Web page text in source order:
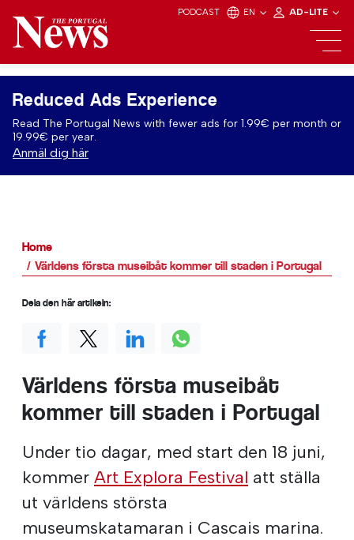
PODCAST EN AD-LITE
Reduced Ads Experience
Read The Portugal News with fewer ads for 1.99€ per month or
19.99€ per year.
Anmäl dig här
Home
Världens första museibåt kommer till staden i Portugal
Världens första museibåt
kommer till staden i Portugal
Under tio dagar, med start den 18 juni,
kommer Art Explora Festival att ställa
ut världens största
museumskatamaran i Cascais marina.
Dela den här artikeln: